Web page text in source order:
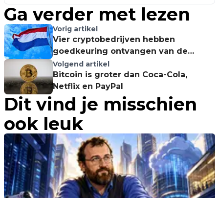
Ga verder met lezen
Vorig artikel
Vier cryptobedrijven hebben
goedkeuring ontvangen van de
Nederlandsche Bank
Volgend artikel
Bitcoin is groter dan Coca-Cola,
Netflix en PayPal
Dit vind je misschien
ook leuk